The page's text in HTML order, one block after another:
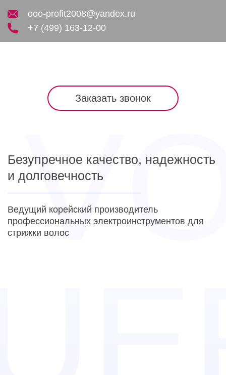
ooo-profit2008@yandex.ru
+7 (499) 163-12-00
Заказать звонок
Безупречное качество, надежность
и долговечность
Ведущий корейский производитель
профессиональных электроинструментов для
стрижки волос